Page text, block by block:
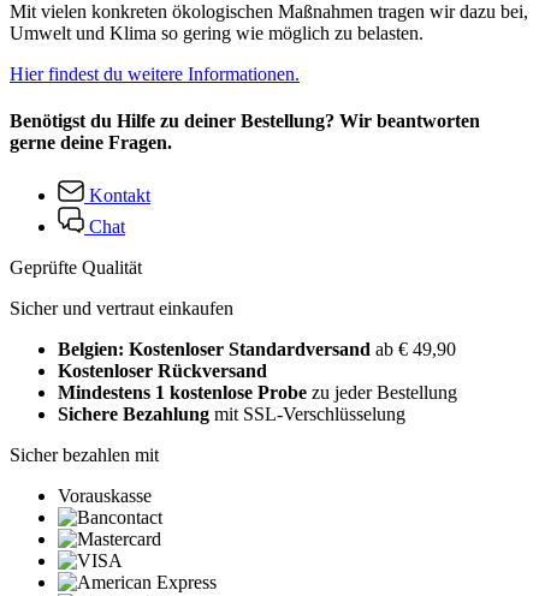
Mit vielen konkreten ökologischen Maßnahmen tragen wir dazu bei,
Umwelt und Klima so gering wie möglich zu belasten.
Hier findest du weitere Informationen.
Benötigst du Hilfe zu deiner Bestellung? Wir beantworten
gerne deine Fragen.
Kontakt
Chat
Geprüfte Qualität
Sicher und vertraut einkaufen
Belgien: Kostenloser Standardversand ab € 49,90
Kostenloser Rückversand
Mindestens 1 kostenlose Probe zu jeder Bestellung
Sichere Bezahlung mit SSL-Verschlüsselung
Sicher bezahlen mit
Vorauskasse